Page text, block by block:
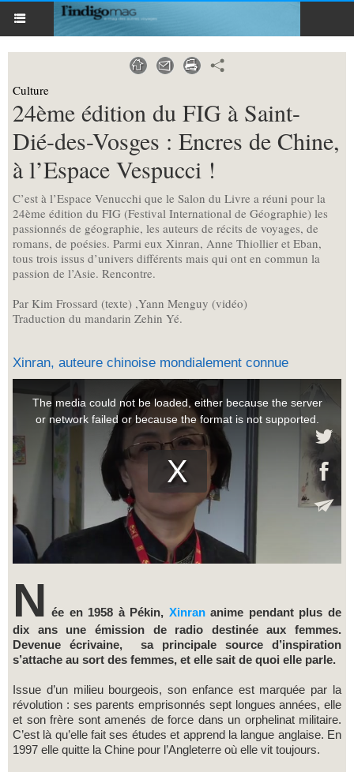
Culture
24ème édition du FIG à Saint-
Dié-des-Vosges : Encres de Chine,
à l’Espace Vespucci !
C’est à l’Espace Venucchi que le Salon du Livre a réuni pour la
24ème édition du FIG (Festival International de Géographie) les
passionnés de géographie, les auteurs de récits de voyages, de
romans, de poésies. Parmi eux Xinran, Anne Thiollier et Eban,
tous trois issus d’univers différents mais qui ont en commun la
passion de l’Asie. Rencontre.
Par Kim Frossard (texte) ,Yann Menguy (vidéo)
Traduction du mandarin Zehin Yé.
Xinran, auteure chinoise mondialement connue
N ée en 1958 à Pékin, Xinrananime pendant plus de
dix ans une émission de radio destinée aux femmes.
Devenue écrivaine, sa principale source d’inspiration
s’attache au sort des femmes, et elle sait de quoi elle parle.
Issue d’un milieu bourgeois, son enfance est marquée par la
révolution : ses parents emprisonnés sept longues années, elle
et son frère sont amenés de force dans un orphelinat militaire.
C’est là qu’elle fait ses études et apprend la langue anglaise. En
1997 elle quitte la Chine pour l’Angleterre où elle vit toujours.